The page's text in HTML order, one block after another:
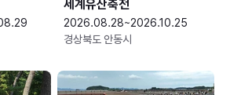
세계유산축전
2026.08.28~2026.10.25
경상북도 안동시